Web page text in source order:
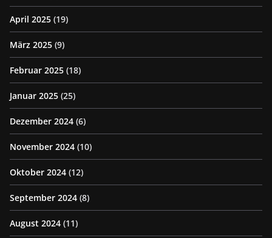
April 2025 (19)
März 2025 (9)
Februar 2025 (18)
Januar 2025 (25)
Dezember 2024 (6)
November 2024 (10)
Oktober 2024 (12)
September 2024 (8)
August 2024 (11)